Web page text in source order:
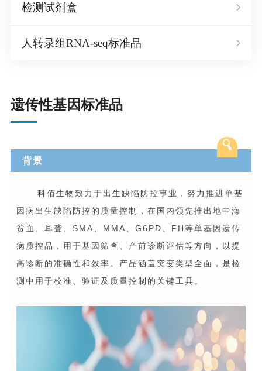
检测试剂盒
人转录组RNA-seq标准品
遗传性基因标准品
背景
科佰生物致力于出生缺陷防控事业，努力推进单基
因病出生缺陷防控的质量控制，在国内领先推出地中海
贫血、耳聋、SMA、MMA、G6PD、FH等单基因遗传
病质控品，用于基因筛查、产前诊断评估等方向，以提
高诊断的准确性和效率。产品涵盖突变类型全面，是检
测中用于校准、验证及质量控制的关键工具。